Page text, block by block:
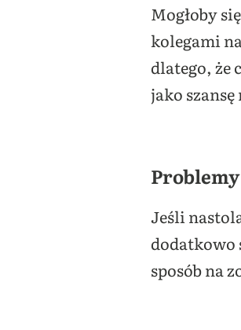
Mogłoby
kolegami
dlatego, że
jako
Jeśli
dodatkowo
sposób na